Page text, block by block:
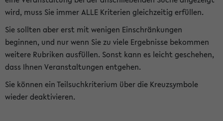
wird, muss Sie immer ALLE Kriterien gleichzeitig erfüllen.
Sie sollten aber erst mit wenigen Einschränkungen
beginnen, und nur wenn Sie zu viele Ergebnisse bekommen
weitere Rubriken ausfüllen. Sonst kann es leicht geschehen,
dass Ihnen Veranstaltungen entgehen.
Sie können ein Teilsuchkriterium über die Kreuzsymbole
wieder deaktivieren.